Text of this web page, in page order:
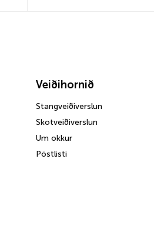
Veiðihornið
Stangveiðiverslun
Skotveiðiverslun
Um okkur
Póstlisti